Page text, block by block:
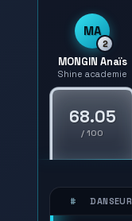
MA
2
MONGIN Anaïs
Shine academie
68.05
/ 100
# DANSEUR